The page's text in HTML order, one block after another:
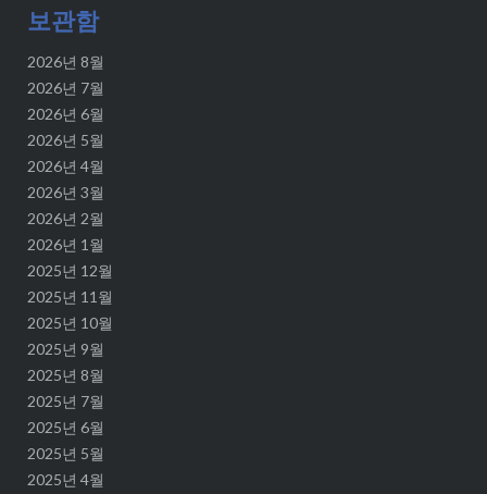
보관함
2026년 8월
2026년 7월
2026년 6월
2026년 5월
2026년 4월
2026년 3월
2026년 2월
2026년 1월
2025년 12월
2025년 11월
2025년 10월
2025년 9월
2025년 8월
2025년 7월
2025년 6월
2025년 5월
2025년 4월